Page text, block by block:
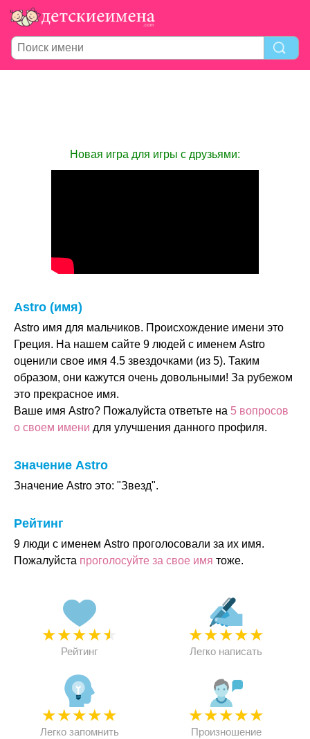
Новая игра для игры с друзьями:
Astro (имя)
Astro имя для мальчиков. Происхождение имени это
Греция. На нашем сайте 9 людей с именем Astro
оценили свое имя 4.5 звездочками (из 5). Таким
образом, они кажутся очень довольными! За рубежом
это прекрасное имя.
Ваше имя Astro? Пожалуйста ответьте на 5 вопросов
о своем имени для улучшения данного профиля.
Значение Astro
Значение Astro это: "Звезд".
Рейтинг
9 люди с именем Astro проголосовали за их имя.
Пожалуйста проголосуйте за свое имя тоже.
★★★★★
Рейтинг
★★★★★
Легко написать
★★★★★
Легко запомнить
★★★★★
Произношение